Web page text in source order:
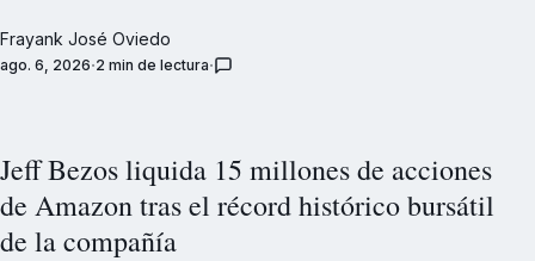
Frayank José Oviedo
ago. 6, 2026 2 min de lectura
Jeff Bezos liquida 15 millones de acciones
de Amazon tras el récord histórico bursátil
de la compañía